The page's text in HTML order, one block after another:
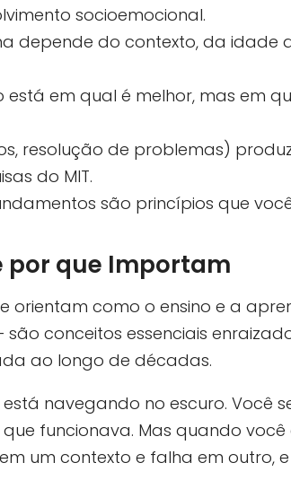
socioemocional.
depende do contexto, da idade
em qual é melhor, mas em
resolução de problemas)
do MIT.
são princípios que
por que Importam
orientam como o ensino e a
conceitos essenciais
ao longo de décadas.
navegando no escuro. Você
funcionava. Mas quando você
um contexto e falha em outro, e